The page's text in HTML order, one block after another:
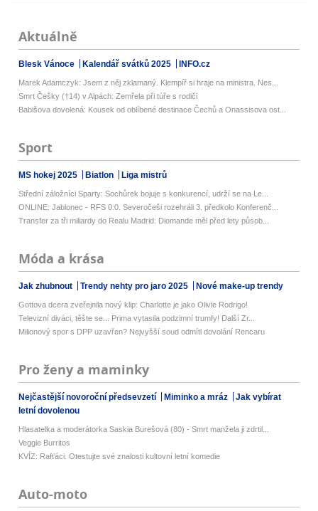
Aktuálně
Blesk Vánoce Kalendář svátků 2025 INFO.cz
Marek Adamczyk: Jsem z něj zklamaný. Klempíř si hraje na ministra. Nes...
Smrt Češky (†14) v Alpách: Zemřela při túře s rodiči
Babišova dovolená: Kousek od oblíbené destinace Čechů a Onassisova ost...
Sport
MS hokej 2025 Biatlon Liga mistrů
Střední záložníci Sparty: Sochůrek bojuje s konkurencí, udrží se na Le...
ONLINE: Jablonec - RFS 0:0. Severočeši rozehráli 3. předkolo Konferenč...
Transfer za tři miliardy do Realu Madrid: Diomande měl před lety působ...
Móda a krása
Jak zhubnout Trendy nehty pro jaro 2025 Nové make-up trendy
Gottova dcera zveřejnila nový klip: Charlotte je jako Olivie Rodrigo!
Televizní diváci, těšte se... Prima vytasila podzimní trumfy! Další Zr...
Milionový spor s DPP uzavřen? Nejvyšší soud odmítl dovolání Rencaru
Pro ženy a maminky
Nejčastější novoroční předsevzetí Miminko a mráz
Jak vybírat
letní dovolenou
Hlasatelka a moderátorka Saskia Burešová (80) - Smrt manžela ji zdrtil...
Veggie Burritos
KVÍZ: Rafťáci. Otestujte své znalosti kultovní letní komedie
Auto-moto